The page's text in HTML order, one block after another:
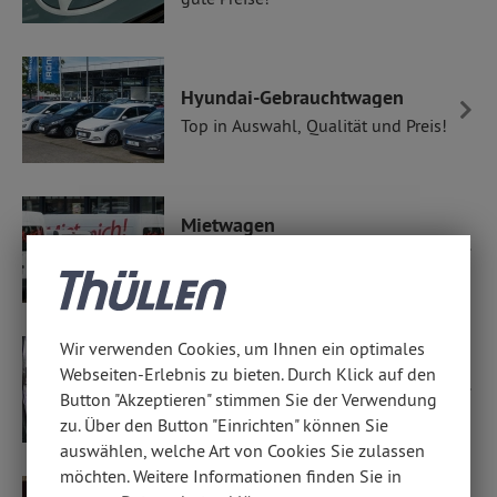
Hyundai-Gebrauchtwagen
Top in Auswahl, Qualität und Preis!
Mietwagen
mobile Task-Force
Kfz-Service für Ihren Hyundai
Wir halten Ihren Hyundai fit.
Wir verwenden Cookies, um Ihnen ein optimales
Webseiten-Erlebnis zu bieten. Durch Klick auf den
Button "Akzeptieren" stimmen Sie der Verwendung
zu. Über den Button "Einrichten" können Sie
auswählen, welche Art von Cookies Sie zulassen
möchten. Weitere Informationen finden Sie in